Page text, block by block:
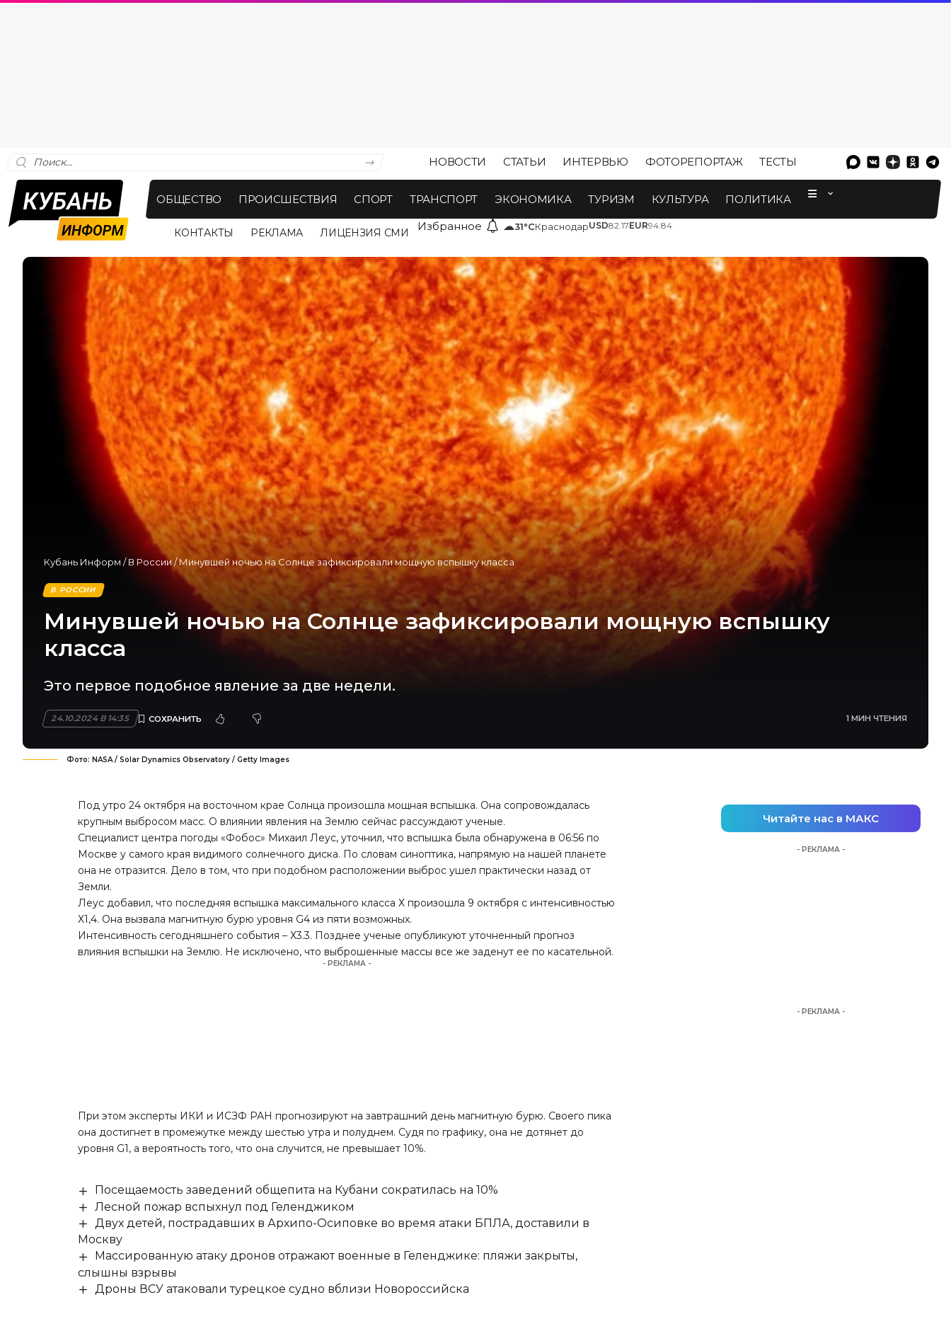
НОВОСТИ СТАТЬИ ИНТЕРВЬЮ ФОТОРЕПОРТАЖ ТЕСТЫ
ОБЩЕСТВО ПРОИСШЕСТВИЯ СПОРТ ТРАНСПОРТ ЭКОНОМИКА ТУРИЗМ КУЛЬТУРА ПОЛИТИКА
КОНТАКТЫ РЕКЛАМА ЛИЦЕНЗИЯ СМИ Избранное ☁31°CКраснодарUSD82.17EUR94.84
Кубань Информ /В России/Минувшей ночью на Солнце зафиксировали мощную вспышку класса
В РОССИИ
Минувшей ночью на Солнце зафиксировали мощную вспышку
класса
Это первое подобное явление за две недели.
24.10.2024 В 14:35 1 МИН ЧТЕНИЯ
Фото: NASA / Solar Dynamics Observatory / Getty Images
Под утро 24 октября на восточном крае Солнца произошла мощная вспышка. Она сопровождалась
крупным выбросом масс. О влиянии явления на Землю сейчас рассуждают ученые.
Специалист центра погоды «Фобос» Михаил Леус, уточнил, что вспышка была обнаружена в 06:56 по
Москве у самого края видимого солнечного диска. По словам синоптика, напрямую на нашей планете
она не отразится. Дело в том, что при подобном расположении выброс ушел практически назад от
Земли.
Леус добавил, что последняя вспышка максимального класса Х произошла 9 октября с интенсивностью
Х1,4. Она вызвала магнитную бурю уровня G4 из пяти возможных.
Интенсивность сегодняшнего события – Х3.3. Позднее ученые опубликуют уточненный прогноз
влияния вспышки на Землю. Не исключено, что выброшенные массы все же заденут ее по касательной.
- РЕКЛАМА -
При этом эксперты ИКИ и ИСЗФ РАН прогнозируют на завтрашний день магнитную бурю. Своего пика
она достигнет в промежутке между шестью утра и полуднем. Судя по графику, она не дотянет до
уровня G1, а вероятность того, что она случится, не превышает 10%.
Посещаемость заведений общепита на Кубани сократилась на 10%
Лесной пожар вспыхнул под Геленджиком
Двух детей, пострадавших в Архипо-Осиповке во время атаки БПЛА, доставили в
Москву
Массированную атаку дронов отражают военные в Геленджике: пляжи закрыты,
слышны взрывы
Дроны ВСУ атаковали турецкое судно вблизи Новороссийска
Читайте нас в МАКС
- РЕКЛАМА -
- РЕКЛАМА -